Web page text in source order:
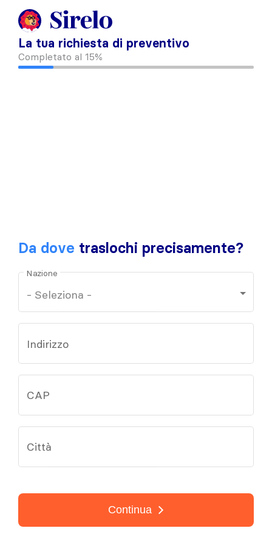
La tua richiesta di preventivo
Completato al 15%
Da dove traslochi precisamente?
Nazione
Indirizzo
CAP
Città
Continua